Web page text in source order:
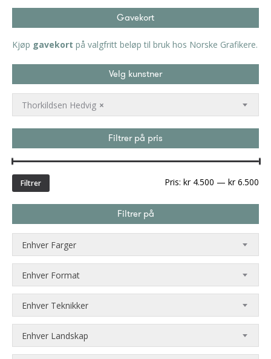
Gavekort
Kjøp gavekort på valgfritt beløp til bruk hos Norske Grafikere.
Velg kunstner
×
Thorkildsen Hedvig
Filtrer på pris
Filtrer Pris: kr 4.500 — kr 6.500
Filtrer på
Enhver Farger
Enhver Format
Enhver Teknikker
Enhver Landskap